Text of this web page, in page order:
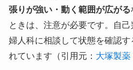
張りが強い・動く範囲が広がる
ときは、注意が必要です。自
婦人科に相談して状態を確認す
れています（引用元： 大塚製薬